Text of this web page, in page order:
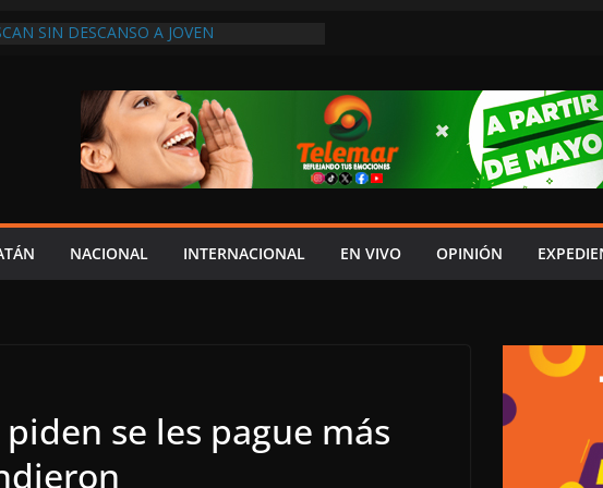
SIN DESCANSO A JOVEN
“TENDEDERO” DE LEY SABINA
CON EL AUMENTO SALARIAL
EN LA MINUTA, DENUNCIA MIGUEL
ECONOMÍA FAMILIAR REALIZAN LA FERIA
TIEMPOS PARA LA LIBERTAD DE
NACIONAL INTERNACIONAL EN VIVO OPINIÓN
se les pague más